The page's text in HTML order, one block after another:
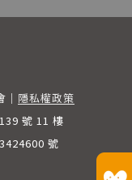
｜ 隱私權政策
號 11 樓
號